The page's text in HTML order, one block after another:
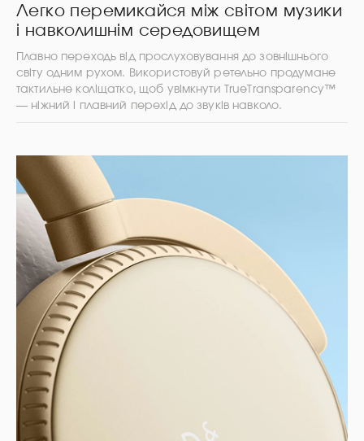
Легко перемикайся між світом музики
і навколишнім середовищем
Плавно переходь від прослуховування до зовнішнього
світу одним рухом. Використовуй ретельно продумане
тактильне коліщатко, щоб увімкнути TrueTransparency™
— ніжний і плавний перехід до звуків навколо.